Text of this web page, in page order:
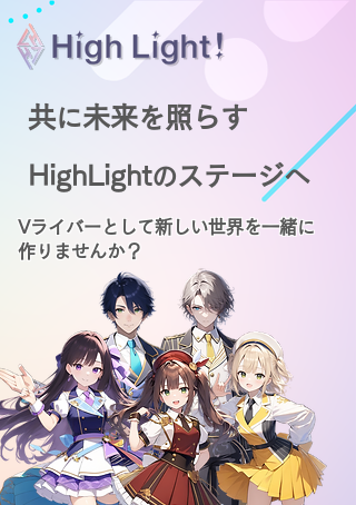
共に未来を照らす
HighLightのステージへ
Vライバーとして新しい世界を一緒に
作りませんか？